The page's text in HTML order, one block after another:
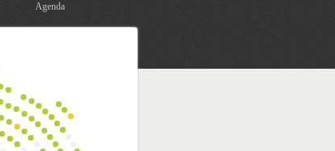
Agenda